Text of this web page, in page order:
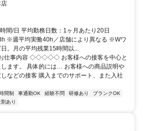
間/日 平均勤務日数：1ヶ月あたり20日
※週平均実働40h／店舗により異なる ※Wワ
。月の平均残業15時間以...
事内容 ◇◇◇◇◇ お客様への接客を中心と
します。 具体的には… お客様への商品説明や
などの接客 購入までのサポート、また入社
間制 車通勤OK 経験不問 研修あり
ブランクOK
割あり